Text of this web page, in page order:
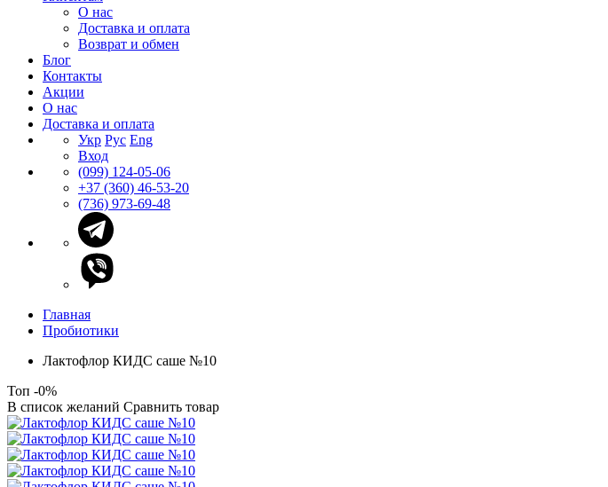
О нас
Доставка и оплата
Возврат и обмен
Блог
Контакты
Акции
О нас
Доставка и оплата
Укр Рус Eng
Вход
(099) 124-05-06
+37 (360) 46-53-20
(736) 973-69-48
Главная
Пробиотики
Лактофлор КИДС саше №10
Топ -0%
В список желаний Сравнить товар